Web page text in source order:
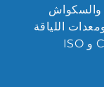
والسكواش
اللياقة
البدنية في الهواء الطلق ، مع شهادات CE و ISO